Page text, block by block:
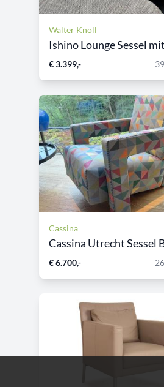
Walter Knoll
Ishino Lounge Sessel
€ 3.399,-
Cassina
Cassina Utrecht Sessel
€ 6.700,-